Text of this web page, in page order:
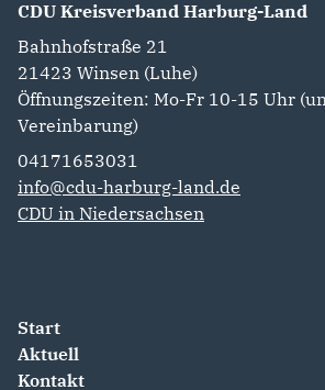
CDU Kreisverband Harburg-Land
Bahnhofstraße 21
21423 Winsen (Luhe)
Öffnungszeiten: Mo-Fr 10-15 Uhr
Vereinbarung)
04171653031
info@cdu-harburg-land.de
CDU in Niedersachsen
Start
Aktuell
Kontakt